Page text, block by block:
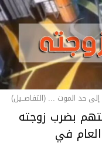
حد الموت ... (التفاصــيل)
بضرب زوجته
في